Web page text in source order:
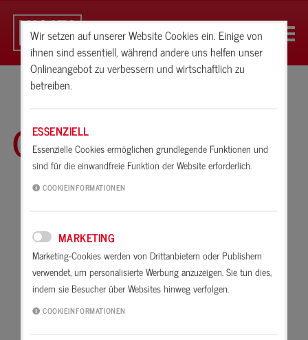
Wir setzen auf unserer Website Cookies ein. Einige von
ihnen sind essentiell, während andere uns helfen unser
Onlineangebot zu verbessern und wirtschaftlich zu
betreiben.
ESSENZIELL
Essenzielle Cookies ermöglichen grundlegende Funktionen und
sind für die einwandfreie Funktion der Website erforderlich.
COOKIEINFORMATIONEN
MARKETING
Marketing-Cookies werden von Drittanbietern oder Publishern
verwendet, um personalisierte Werbung anzuzeigen. Sie tun dies,
indem sie Besucher über Websites hinweg verfolgen.
COOKIEINFORMATIONEN
Glossar
A B C D
W
X Z
Abbinden
Abdichten
Abbinden